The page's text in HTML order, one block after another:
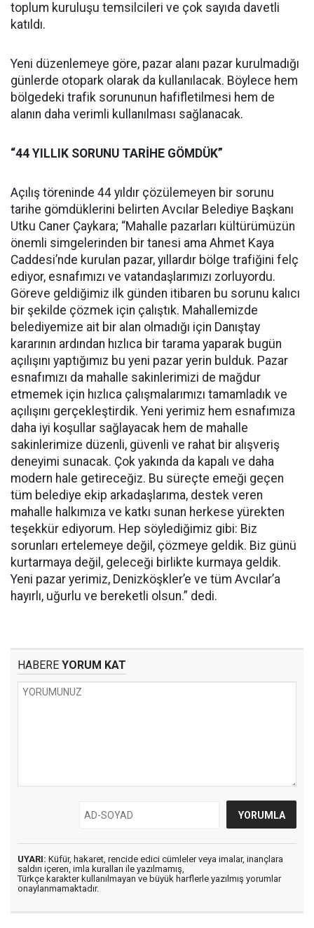
toplum kuruluşu temsilcileri ve çok sayıda davetli
katıldı.
Yeni düzenlemeye göre, pazar alanı pazar kurulmadığı
günlerde otopark olarak da kullanılacak. Böylece hem
bölgedeki trafik sorununun hafifletilmesi hem de
alanın daha verimli kullanılması sağlanacak.
“44 YILLIK SORUNU TARİHE GÖMDÜK”
Açılış töreninde 44 yıldır çözülemeyen bir sorunu
tarihe gömdüklerini belirten Avcılar Belediye Başkanı
Utku Caner Çaykara; “Mahalle pazarları kültürümüzün
önemli simgelerinden bir tanesi ama Ahmet Kaya
Caddesi’nde kurulan pazar, yıllardır bölge trafiğini felç
ediyor, esnafımızı ve vatandaşlarımızı zorluyordu.
Göreve geldiğimiz ilk günden itibaren bu sorunu kalıcı
bir şekilde çözmek için çalıştık. Mahallemizde
belediyemize ait bir alan olmadığı için Danıştay
kararının ardından hızlıca bir tarama yaparak bugün
açılışını yaptığımız bu yeni pazar yerin bulduk. Pazar
esnafımızı da mahalle sakinlerimizi de mağdur
etmemek için hızlıca çalışmalarımızı tamamladık ve
açılışını gerçekleştirdik. Yeni yerimiz hem esnafımıza
daha iyi koşullar sağlayacak hem de mahalle
sakinlerimize düzenli, güvenli ve rahat bir alışveriş
deneyimi sunacak. Çok yakında da kapalı ve daha
modern hale getireceğiz. Bu süreçte emeği geçen
tüm belediye ekip arkadaşlarıma, destek veren
mahalle halkımıza ve katkı sunan herkese yürekten
teşekkür ediyorum. Hep söylediğimiz gibi: Biz
sorunları ertelemeye değil, çözmeye geldik. Biz günü
kurtarmaya değil, geleceği birlikte kurmaya geldik.
Yeni pazar yerimiz, Denizköşkler’e ve tüm Avcılar’a
hayırlı, uğurlu ve bereketli olsun.” dedi.
HABERE YORUM KAT
UYARI: Küfür, hakaret, rencide edici cümleler veya imalar, inançlara
saldırı içeren, imla kuralları ile yazılmamış,
Türkçe karakter kullanılmayan ve büyük harflerle yazılmış yorumlar
onaylanmamaktadır.